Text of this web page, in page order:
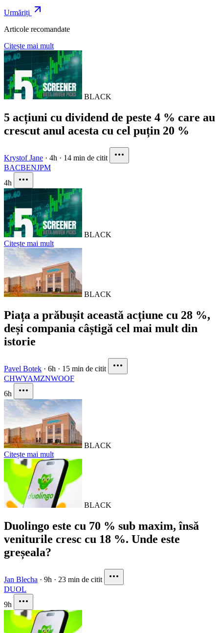
Urmăriți
Articole recomandate
Citește mai mult
BLACK
5 acțiuni cu dividend de peste 4 % care au
crescut anul acesta cu cel puțin 20 %
Krystof Jane · 4h · 14 min de citit
BACBENJPM
4h
BLACK
Citește mai mult
BLACK
Piața a prăbușit această acțiune cu 28 %,
deși compania câștigă cel mai mult din
istorie
Pavel Botek · 6h · 15 min de citit
CHWYAMZNWOOF
6h
BLACK
Citește mai mult
BLACK
Duolingo este cu 70 % sub maxim, însă
veniturile cresc cu 18 %. Unde este
greșeala?
Jan Blecha · 9h · 23 min de citit
DUOL
9h